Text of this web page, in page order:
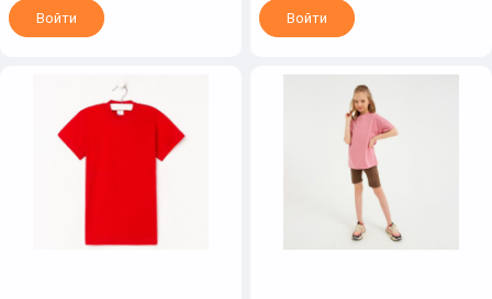
Войти Войти